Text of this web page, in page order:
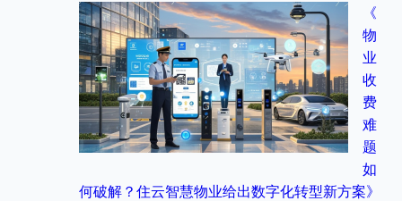
《
物
业
收
费
难
题
如
何破解？住云智慧物业给出数字化转型新方案》